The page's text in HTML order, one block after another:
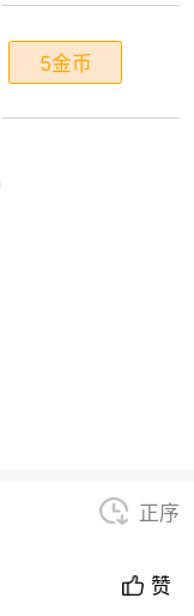
5金币
正序
赞